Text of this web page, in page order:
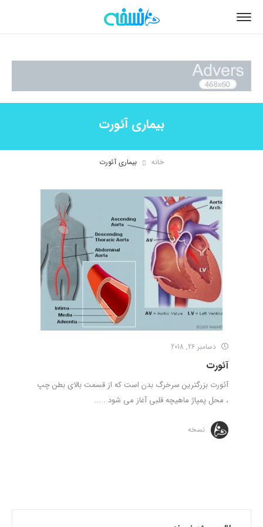
بیماری آئورت
خانه بیماری آئورت
دسامبر 26, 2018
آئورت
آئورت بزرگترین سرخرگ بدن است که از قسمت بالای بطن چپ
، محل پمپاژ ماهیچه قلبی آغاز می شود . ...
نسخه